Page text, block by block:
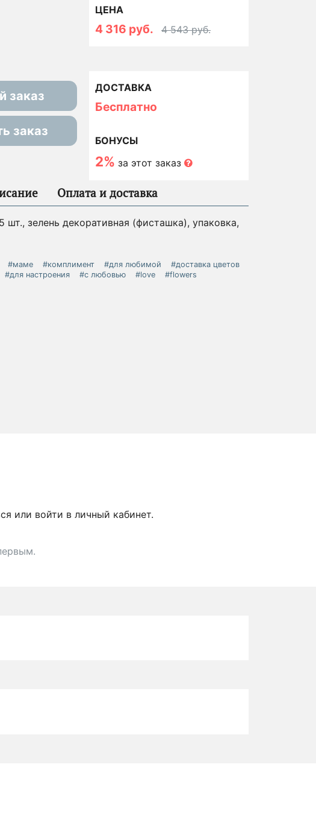
ЦЕНА
4 316 руб. 4 543 руб.
заказ
заказ
ДОСТАВКА
Бесплатно
БОНУСЫ
2% за этот заказ
Оплата и доставка
шт., зелень декоративная (фисташка), упаковка,
#маме #комплимент #для любимой
#доставка цветов
#для настроения #с любовью #love #flowers
или войти в личный кабинет.